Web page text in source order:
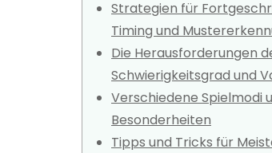
Strategien für
Timing und
Die Herausforderungen
Schwierigkeitsgrad und
Verschiedene Spielmodi
Besonderheiten
Tipps und Tricks für